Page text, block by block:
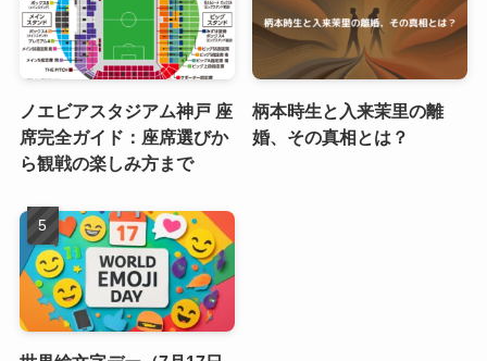
ノエビアスタジアム神戸 座
席完全ガイド：座席選びか
ら観戦の楽しみ方まで
柄本時生と入来茉里の離
婚、その真相とは？